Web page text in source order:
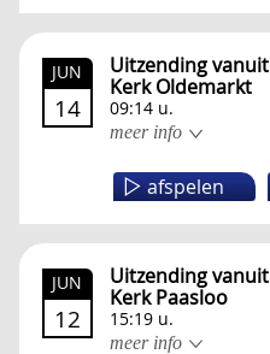
JUN
14
Uitzending vanuit
Kerk Oldemarkt
09:14 u.
meer info
afspelen
JUN
12
Uitzending vanuit
Kerk Paasloo
15:19 u.
meer info